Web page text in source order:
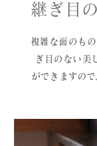
継ぎ目
複雑な面のも
ぎ目のない美
ができますの